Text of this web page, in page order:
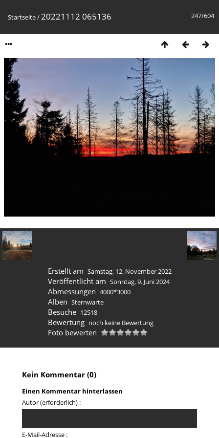
247/604
Startseite/20221112 065136
Erstellt am Samstag, 12. November 2022
Veröffentlicht am Sonntag, 9. Juni 2024
Abmessungen 4000*3000
Alben Sternwarte
Besuche 12518
Bewertung noch keine Bewertung
Foto bewerten
Kein Kommentar (0)
Einen Kommentar hinterlassen
Autor (erforderlich) :
E-Mail-Adresse :